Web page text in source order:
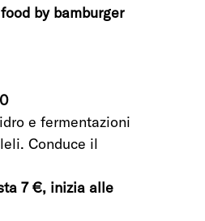
by bamburger
e fermentazioni
Conduce il
7 €, inizia alle